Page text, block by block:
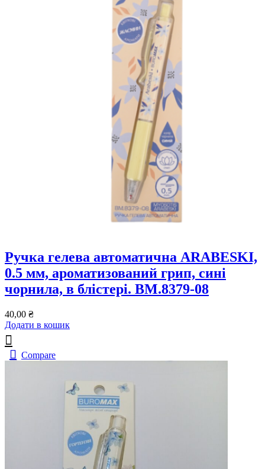
Ручка гелева автоматична ARABESKI,
0.5 мм, ароматизований грип, сині
чорнила, в блістері. BM.8379-08
40,00 ₴
Додати в кошик
Compare